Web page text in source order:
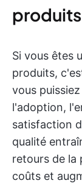
produits
Si vous êtes
produits,
vous
l'adoption,
satisfaction
qualité
retours de la
coûts et